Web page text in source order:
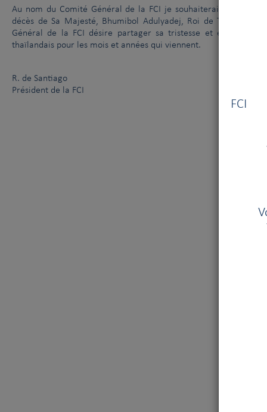
FCI
Au nom du Comité Général de la FCI je souhaiterais exprimer
décès de Sa Majesté, Bhumibol Adulyadej, Roi de
Général de la FCI désire partager sa tristesse et également
thaïlandais pour les mois et années qui viennent.
R. de Santiago
Président de la FCI